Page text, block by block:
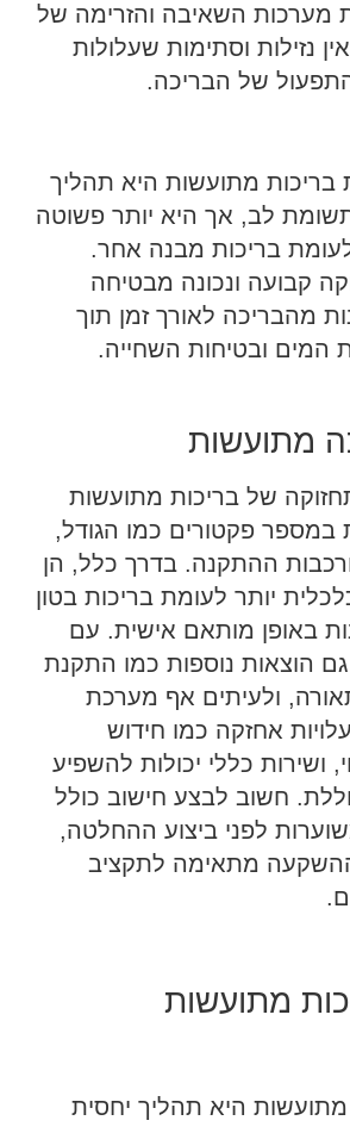
מערכות השאיבה והזרימה של
נזילות וסתימות שעלולות
התפעול של הבריכה.
בריכות מתועשות היא תהליך
לב, אך היא יותר פשוטה
בריכות מבנה אחר.
קבועה ונכונה מבטיחה
מהבריכה לאורך זמן תוך
המים ובטיחות השחייה.
מתועשות
של בריכות מתועשות
במספר פקטורים כמו הגודל,
ההתקנה. בדרך כלל, הן
יותר לעומת בריכות בטון
באופן מותאם אישית. עם
הוצאות נוספות כמו התקנת
ולעיתים אף מערכת
אחזקה כמו חידוש
ושירות כללי יכולות להשפיע
חשוב לבצע חישוב כולל
לפני ביצוע ההחלטה,
מתאימה לתקציב
מתועשות
היא תהליך יחסית